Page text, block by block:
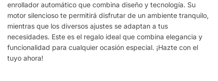
enrollador automático que combina diseño y tecnología. Su
motor silencioso te permitirá disfrutar de un ambiente tranquilo,
mientras que los diversos ajustes se adaptan a tus
necesidades. Este es el regalo ideal que combina elegancia y
funcionalidad para cualquier ocasión especial. ¡Hazte con el
tuyo ahora!